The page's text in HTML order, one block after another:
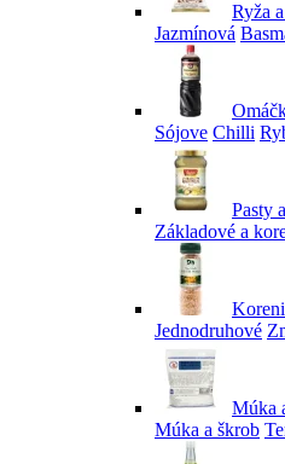
Ryža
Jazmínová
Sójove Chilli
Pasty
Základové a
Jednodruhové
Múka
Múka a škrob